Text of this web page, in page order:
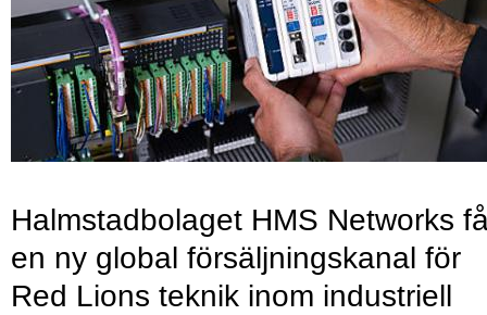
Halmstadbolaget HMS Networks
en ny global försäljningskanal för
Red Lions teknik inom industriell